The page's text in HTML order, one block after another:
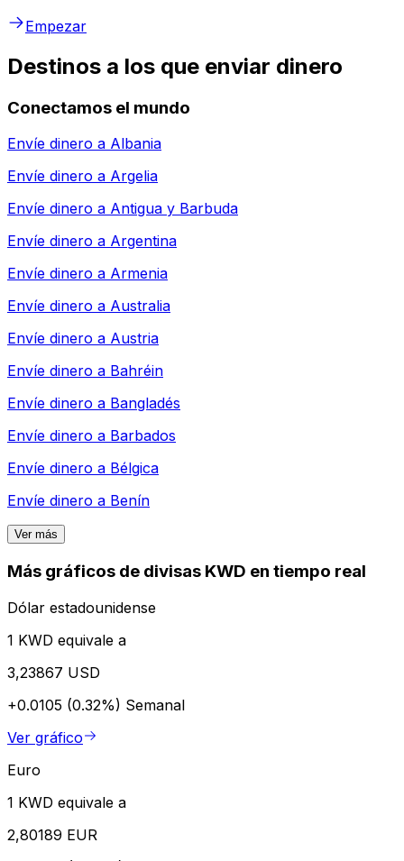
Empezar
Destinos a los que enviar dinero
Conectamos el mundo
Envíe dinero a Albania
Envíe dinero a Argelia
Envíe dinero a Antigua y Barbuda
Envíe dinero a Argentina
Envíe dinero a Armenia
Envíe dinero a Australia
Envíe dinero a Austria
Envíe dinero a Bahréin
Envíe dinero a Bangladés
Envíe dinero a Barbados
Envíe dinero a Bélgica
Envíe dinero a Benín
Ver más
Más gráficos de divisas KWD en tiempo real
Dólar estadounidense
1 KWD equivale a
3,23867 USD
+0.0105 (0.32%) Semanal
Ver gráfico
Euro
1 KWD equivale a
2,80189 EUR